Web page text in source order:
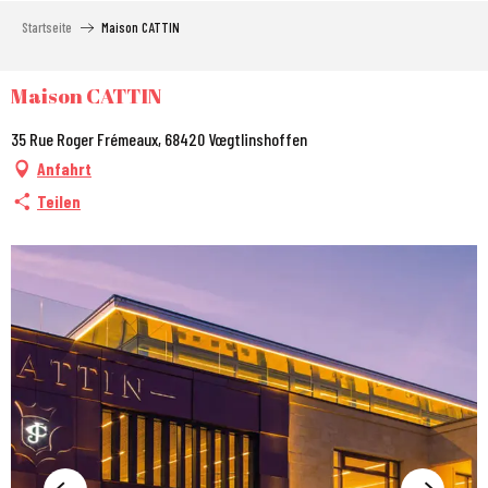
principal
Startseite Maison CATTIN
Maison CATTIN
35 Rue Roger Frémeaux, 68420 Vœgtlinshoffen
Anfahrt
Teilen